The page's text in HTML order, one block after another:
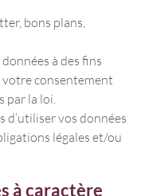
bons plans,
à des fins
consentement
par la loi.
d’utiliser vos données
légales et/ou
à caractère